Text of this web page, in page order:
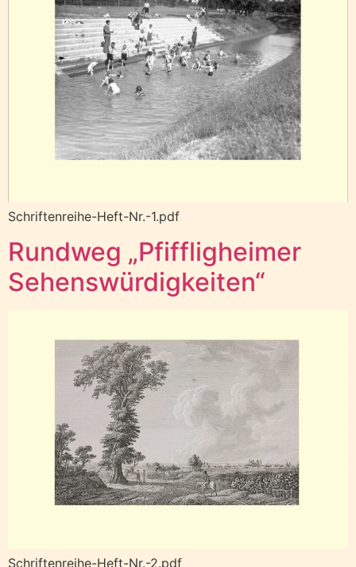
Schriftenreihe-Heft-Nr.-1.pdf
Rundweg „Pfiffligheimer
Sehenswürdigkeiten“
Schriftenreihe-Heft-Nr.-2.pdf